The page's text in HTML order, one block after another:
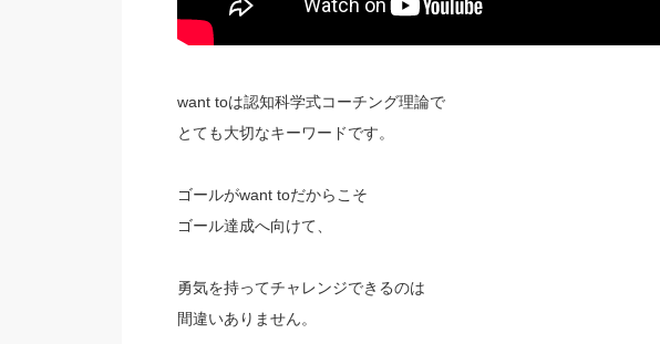
want toは認知科学式コーチング理論で
とても大切なキーワードです。
ゴールがwant toだからこそ
ゴール達成へ向けて、
勇気を持ってチャレンジできるのは
間違いありません。